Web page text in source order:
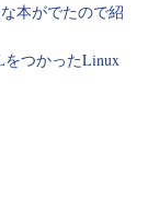
本がでたので紹
をつかったLinux